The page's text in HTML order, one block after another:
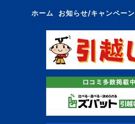
ホーム お知らせ/キャンペーン